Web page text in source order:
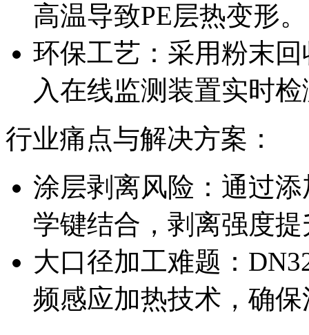
高温导致PE层热变形。
环保工艺：采用粉末
入在线监测装置实时
行业痛点与解决方案：
涂层剥离风险：通过
学键结合，剥离强度提
大口径加工难题：
频感应加热技术，确